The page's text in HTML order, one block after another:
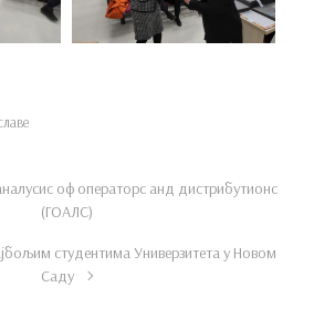
оф операторс анд дистрибутионс
(ГОАЛС)
студентима Универзитета у Новом
Саду